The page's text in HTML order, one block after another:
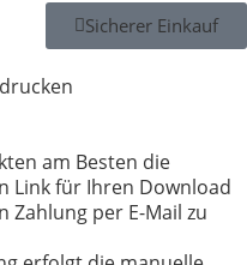
Sicherer Einkauf
am Besten die
Link für Ihren Download
Zahlung per E-Mail zu